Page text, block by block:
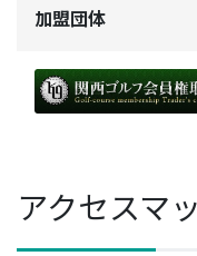
加盟団体
アクセスマ